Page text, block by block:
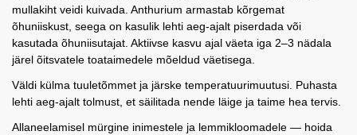
mullakiht veidi kuivada. Anthurium armastab kõrgemat
õhuniiskust, seega on kasulik lehti aeg-ajalt piserdada või
kasutada õhuniisutajat. Aktiivse kasvu ajal väeta iga 2–3 nädala
järel õitsvatele toataimedele mõeldud väetisega.
Väldi külma tuuletõmmet ja järske temperatuurimuutusi. Puhasta
lehti aeg-ajalt tolmust, et säilitada nende läige ja taime hea tervis.
Allaneelamisel mürgine inimestele ja lemmikloomadele — hoida